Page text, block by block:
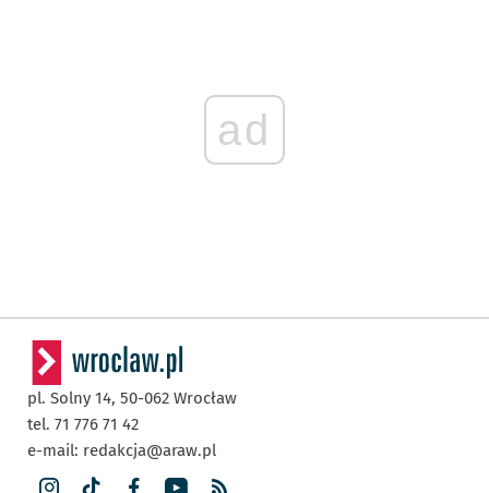
ad
pl. Solny 14, 50-062 Wrocław
tel. 71 776 71 42
e-mail: redakcja@araw.pl